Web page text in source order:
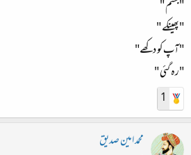
"جسم "
"پھینکے "
"آپ کو دکھے"
"رہ گئی "
1
محمد امین صدیق